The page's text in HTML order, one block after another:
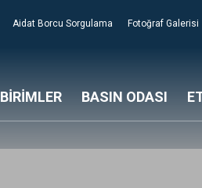
Aidat Borcu Sorgulama Fotoğraf Galerisi
BİRİMLER BASIN ODASI